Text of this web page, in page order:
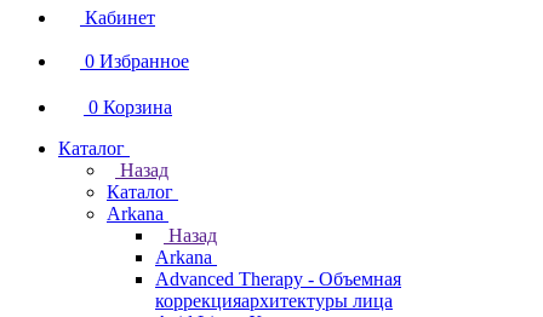
Кабинет
0 Избранное
0 Корзина
Каталог
Назад
Каталог
Arkana
Назад
Arkana
Advanced Therapy - Объемная
коррекцияархитектуры лица